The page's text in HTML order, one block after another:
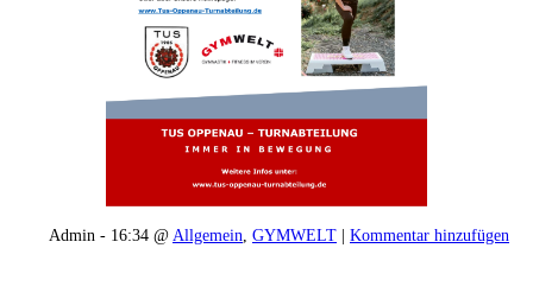
Admin - 16:34 @Allgemein, GYMWELT | Kommentar hinzufügen